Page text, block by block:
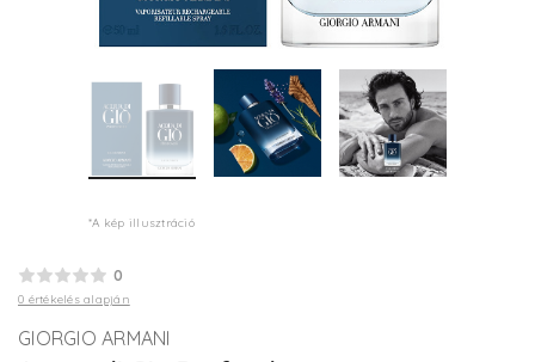
*A kép illusztráció
0
0 értékelés alapján
GIORGIO ARMANI